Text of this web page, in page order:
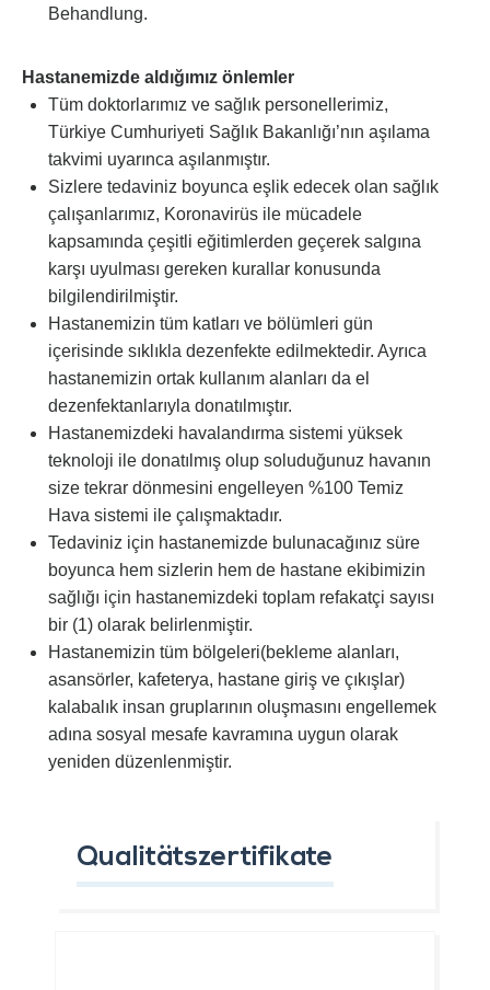
Behandlung.
Hastanemizde aldığımız önlemler
Tüm doktorlarımız ve sağlık personellerimiz,
Türkiye Cumhuriyeti Sağlık Bakanlığı’nın aşılama
takvimi uyarınca aşılanmıştır.
Sizlere tedaviniz boyunca eşlik edecek olan sağlık
çalışanlarımız, Koronavirüs ile mücadele
kapsamında çeşitli eğitimlerden geçerek salgına
karşı uyulması gereken kurallar konusunda
bilgilendirilmiştir.
Hastanemizin tüm katları ve bölümleri gün
içerisinde sıklıkla dezenfekte edilmektedir. Ayrıca
hastanemizin ortak kullanım alanları da el
dezenfektanlarıyla donatılmıştır.
Hastanemizdeki havalandırma sistemi yüksek
teknoloji ile donatılmış olup soluduğunuz havanın
size tekrar dönmesini engelleyen %100 Temiz
Hava sistemi ile çalışmaktadır.
Tedaviniz için hastanemizde bulunacağınız süre
boyunca hem sizlerin hem de hastane ekibimizin
sağlığı için hastanemizdeki toplam refakatçi sayısı
bir (1) olarak belirlenmiştir.
Hastanemizin tüm bölgeleri(bekleme alanları,
asansörler, kafeterya, hastane giriş ve çıkışlar)
kalabalık insan gruplarının oluşmasını engellemek
adına sosyal mesafe kavramına uygun olarak
yeniden düzenlenmiştir.
Qualitätszertifikate